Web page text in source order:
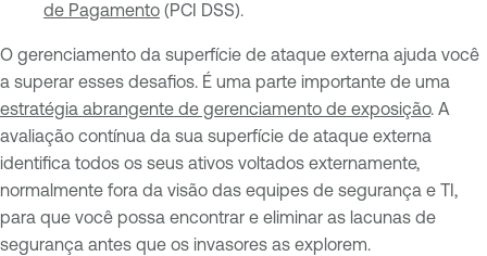
de Pagamento (PCI DSS).
O gerenciamento da superfície de ataque externa ajuda você
a superar esses desafios. É uma parte importante de uma
estratégia abrangente de gerenciamento de exposição. A
avaliação contínua da sua superfície de ataque externa
identifica todos os seus ativos voltados externamente,
normalmente fora da visão das equipes de segurança e TI,
para que você possa encontrar e eliminar as lacunas de
segurança antes que os invasores as explorem.